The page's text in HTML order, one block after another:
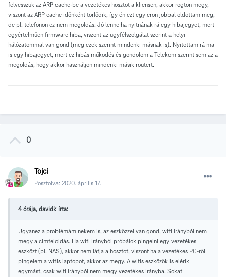
felvesszük az ARP cache-be a vezetékes hosztot a kliensen, akkor rögtön megy,
viszont az ARP cache időnként törlődik, így én ezt egy cron jobbal oldottam meg,
de pl. telefonon ez nem megoldás. Jó lenne ha nyitnának rá egy hibajegyet, mert
egyértelműen firmware hiba, viszont az ügyfélszolgálat szerint a helyi
hálózatommal van gond (meg ezek szerint mindenki másnak is). Nyitottam rá ma
is egy hibajegyet, mert ez hibás működés és gondolom a Telekom szerint sem az a
megoldás, hogy akkor használjon mindenki másik routert.
0
Tojci
Posztolva: 2020. április 17.
4 órája, davidk írta:
Ugyanez a problémám nekem is, az eszközzel van gond, wifi irányból nem
megy a címfeloldás. Ha wifi irányból próbálok pingelni egy vezetékes
eszközt (pl. NAS), akkor nem látja a hosztot, viszont ha a vezetékes PC-ről
pingelem a wifis laptopot, akkor az megy. A wifis eszközök is elérik
egymást, csak wifi irányból nem megy vezetékes irányba. Sokat